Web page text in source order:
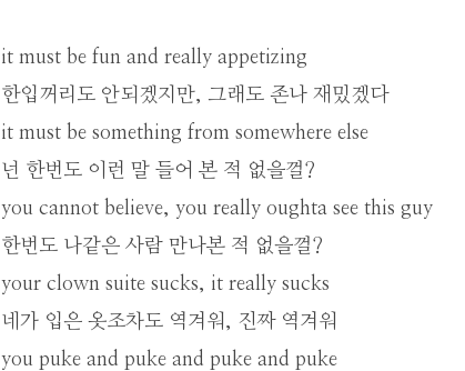
it must be fun and really appetizing
한입꺼리도 안되겠지만, 그래도 존나 재밌겠다
it must be something from somewhere else
넌 한번도 이런 말 들어 본 적 없을껄?
you cannot believe, you really oughta see this guy
한번도 나같은 사람 만나본 적 없을껄?
your clown suite sucks, it really sucks
네가 입은 옷조차도 역겨워, 진짜 역겨워
you puke and puke and puke and puke